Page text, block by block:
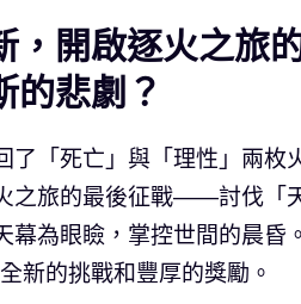
，開啟逐火之旅
的悲劇？
了「死亡」與「理性」兩枚
之旅的最後征戰——討伐「
幕為眼瞼，掌控世間的晨昏
新的挑戰和豐厚的獎勵。